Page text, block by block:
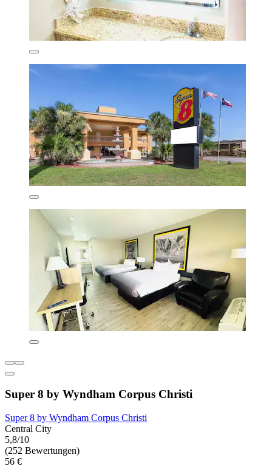
Super 8 by Wyndham Corpus Christi
Super 8 by Wyndham Corpus Christi
Central City
5,8/10
(252 Bewertungen)
56 €